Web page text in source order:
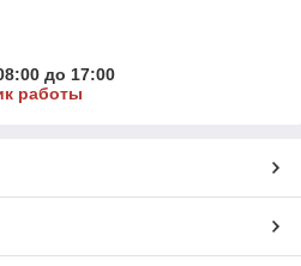
деталями или накладками
безопасными для
для бассейна можно в
до 17:00
работы